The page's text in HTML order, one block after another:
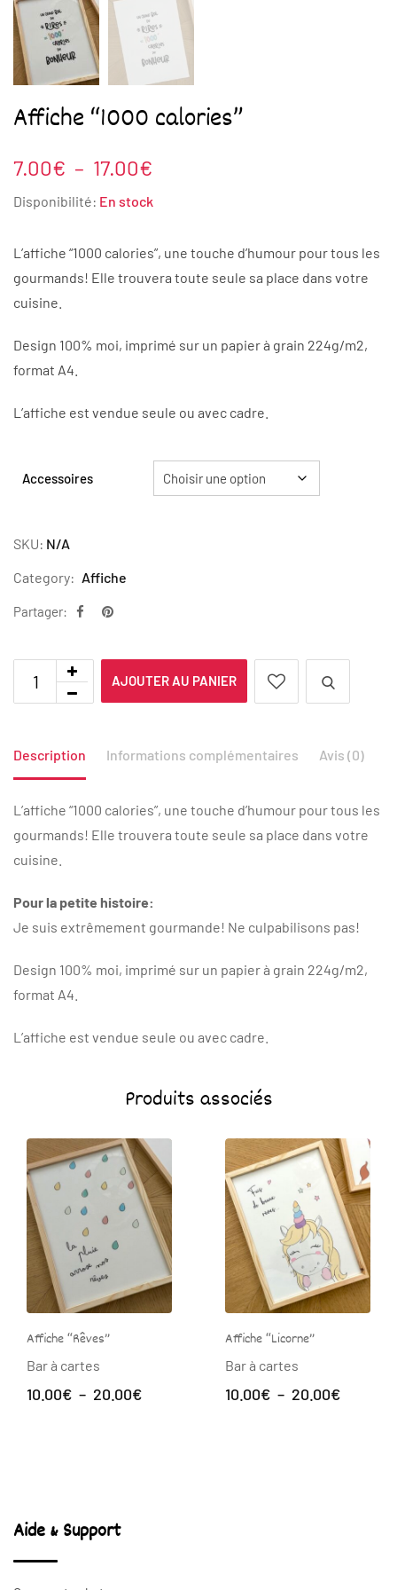
Affiche “1000 calories”
7.00€ – 17.00€
à
17.00€
Disponibilité: En stock
L’affiche “1000 calories”, une touche d’humour pour tous les
gourmands! Elle trouvera toute seule sa place dans votre
cuisine.
Design 100% moi, imprimé sur un papier à grain 224g/m2,
format A4.
L’affiche est vendue seule ou avec cadre.
Accessoires
SKU: N/A
Category: Affiche
Partager:
AJOUTER AU PANIER
Description Informations complémentaires Avis (0)
L’affiche “1000 calories”, une touche d’humour pour tous les
gourmands! Elle trouvera toute seule sa place dans votre
cuisine.
Pour la petite histoire:
Je suis extrêmement gourmande! Ne culpabilisons pas!
Design 100% moi, imprimé sur un papier à grain 224g/m2,
format A4.
L’affiche est vendue seule ou avec cadre.
Produits associés
Affiche “Rêves”
Bar à cartes
10.00€ – 20.00€Plage
Affiche “Licorne”
Bar à cartes
10.00€ – 20.00€Plage
Aide & Support